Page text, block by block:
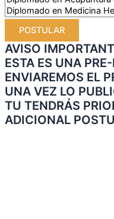
POSTULAR
AVISO
ESTA ES UNA
ENVIAREMOS EL
UNA VEZ LO
TU TENDRÁS
ADICIONAL